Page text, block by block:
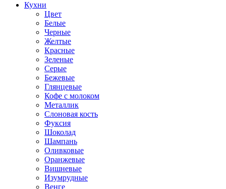
Кухни
Цвет
Белые
Черные
Желтые
Красные
Зеленые
Серые
Бежевые
Глянцевые
Кофе с молоком
Металлик
Слоновая кость
Фуксия
Шоколад
Шампань
Оливковые
Оранжевые
Вишневые
Изумрудные
Венге